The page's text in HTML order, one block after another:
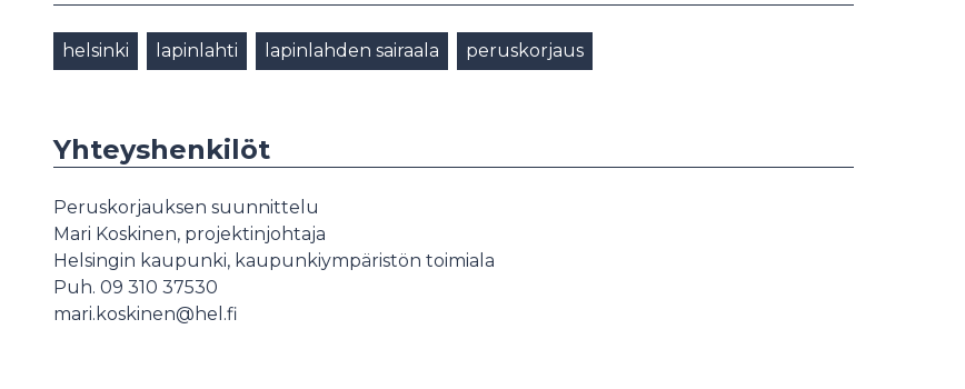
helsinki lapinlahti lapinlahden sairaala peruskorjaus
Yhteyshenkilöt
Peruskorjauksen suunnittelu
Mari Koskinen, projektinjohtaja
Helsingin kaupunki, kaupunkiympäristön toimiala
Puh. 09 310 37530
mari.koskinen@hel.fi